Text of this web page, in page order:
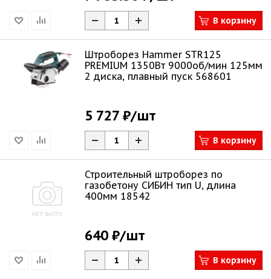
В корзину
Штроборез Hammer STR125
PREMIUM 1350Вт 9000об/мин 125мм
2 диска, плавный пуск 568601
5 727 ₽/шт
В корзину
Строительный штроборез по
газобетону СИБИН тип U, длина
400мм 18542
640 ₽/шт
В корзину